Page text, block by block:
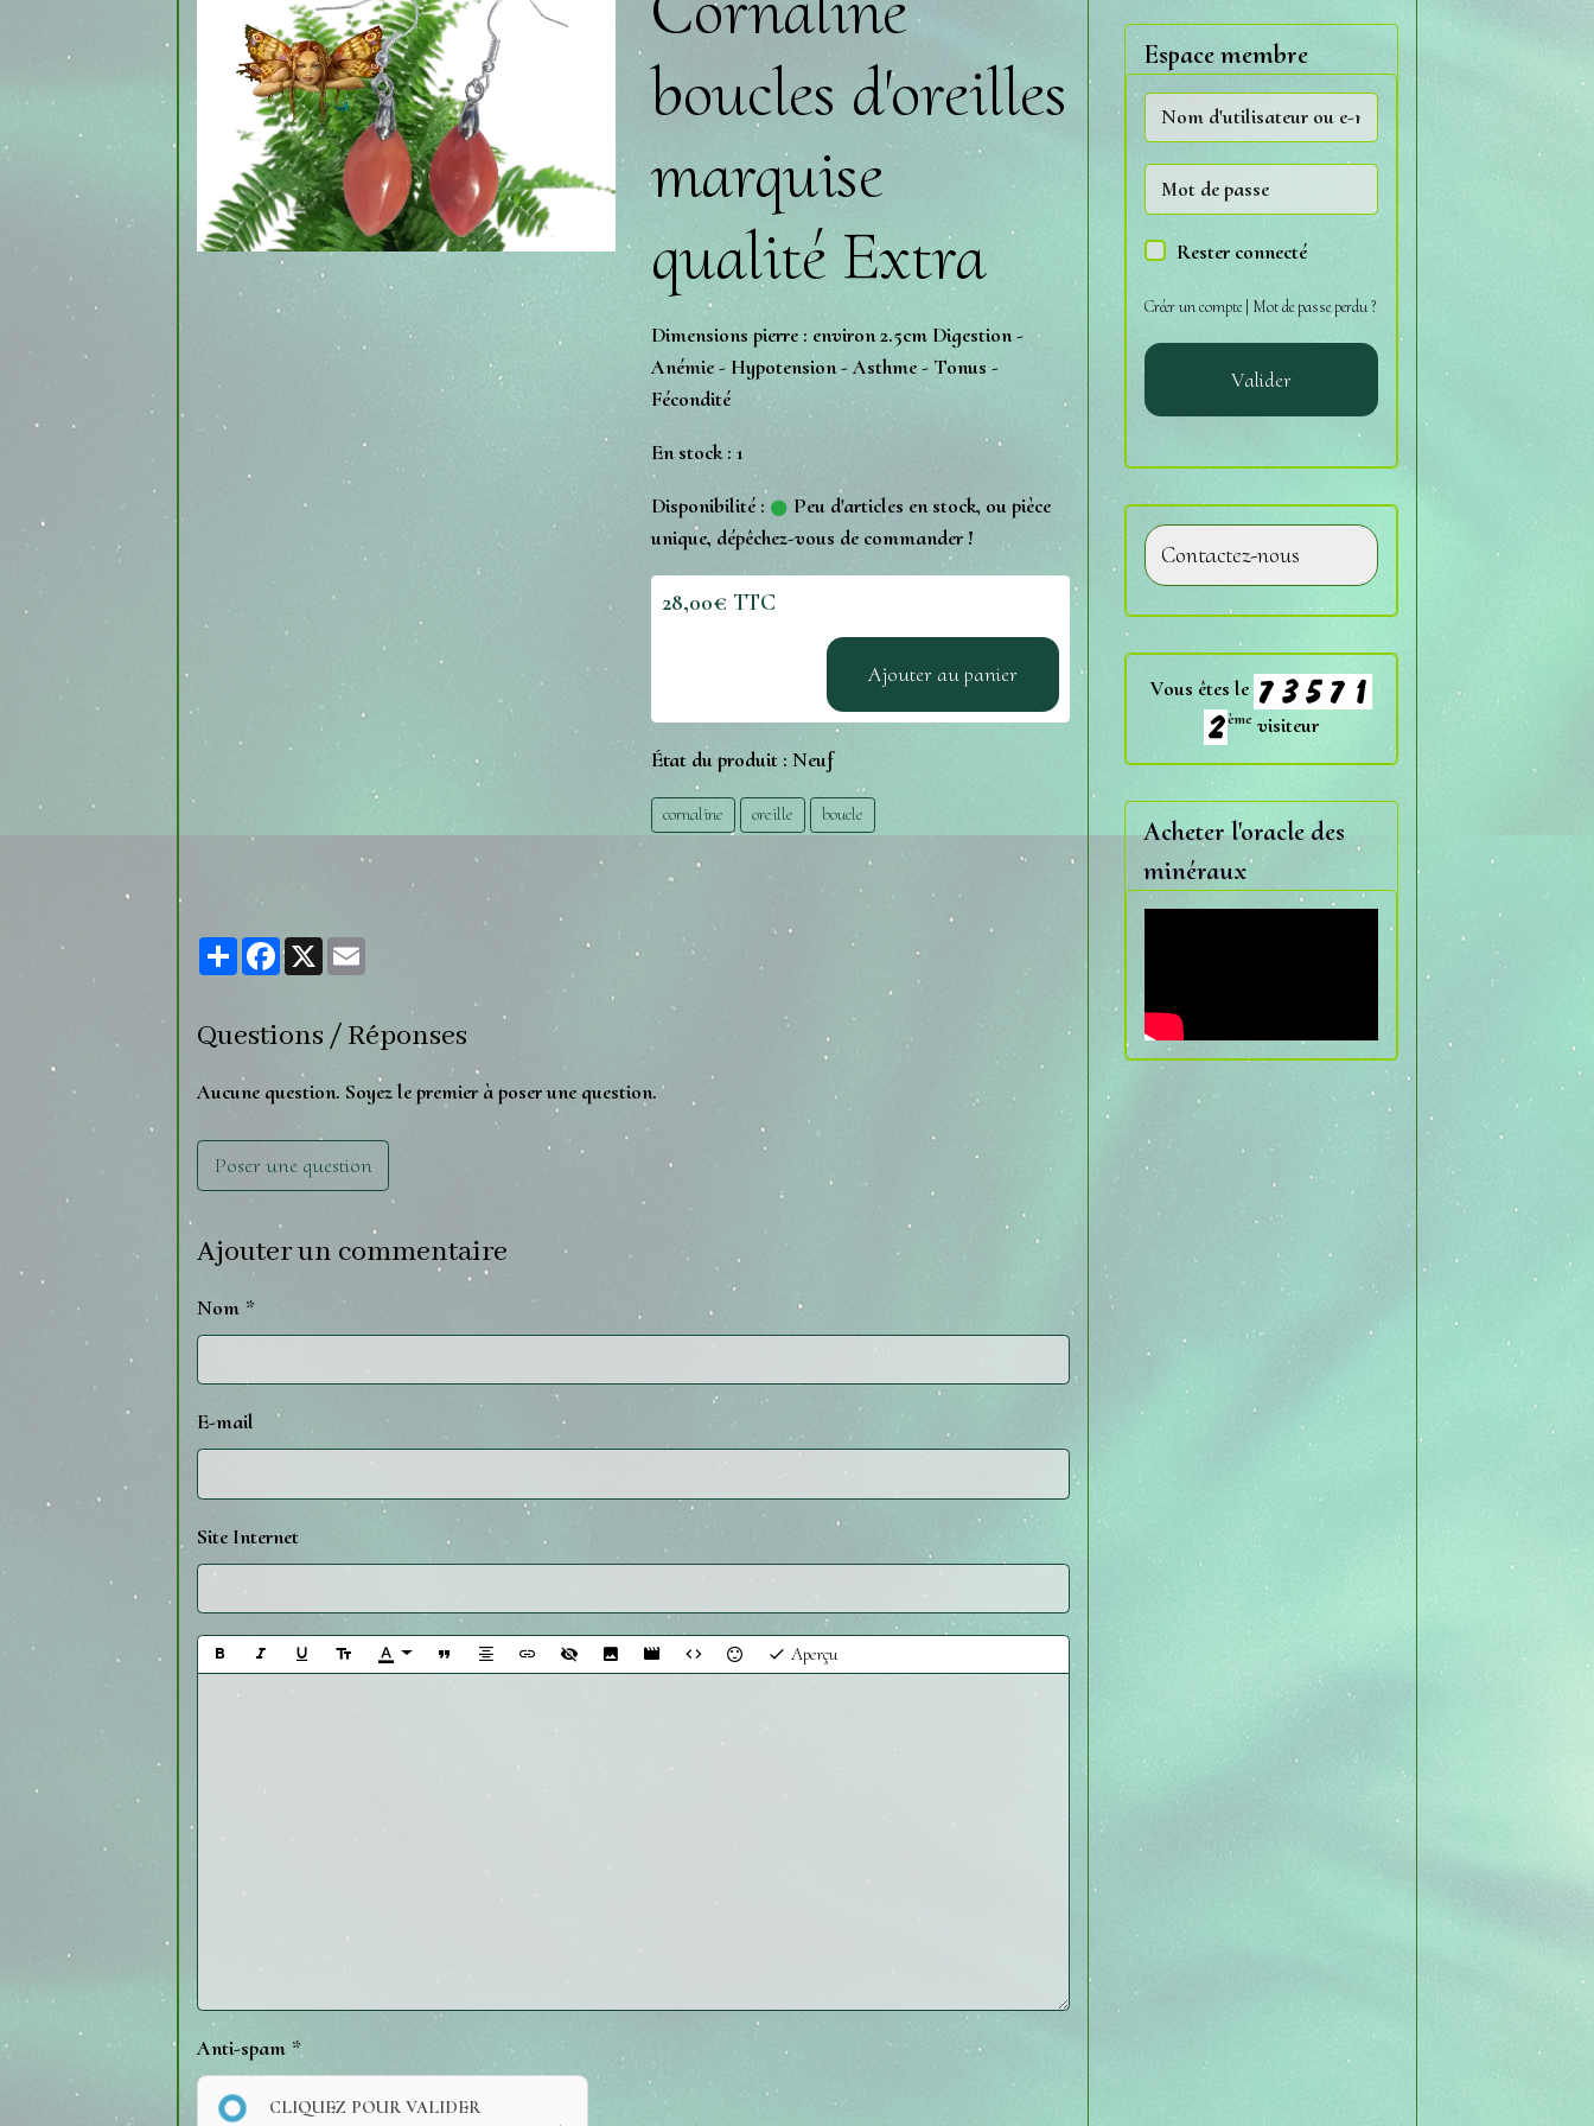
boucles d'oreilles
marquise
qualité Extra
Dimensions pierre : environ 2.5cm Digestion -
Anémie - Hypotension - Asthme - Tonus -
Fécondité
En stock : 1
Disponibilité :
Peu d'articles en stock, ou pièce
unique, dépêchez-vous de commander !
28,00€ TTC
Ajouter au panier
État du produit : Neuf
cornaline oreille boucle
PartagerFacebook
X
Questions / Réponses
Aucune question. Soyez le premier à poser une question.
Poser une question
Ajouter un commentaire
Nom
E-mail
Site Internet
Aperçu
Anti-spam
CLIQUEZ POUR VALIDER
Espace membre
Rester connecté
Créer un compte| Mot de passe perdu ?
Valider
Contactez-nous
Vous êtes le
ème visiteur
Acheter l'oracle des
minéraux